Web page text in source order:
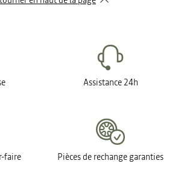
Assistance 24h
faire
Pièces de rechange garanties